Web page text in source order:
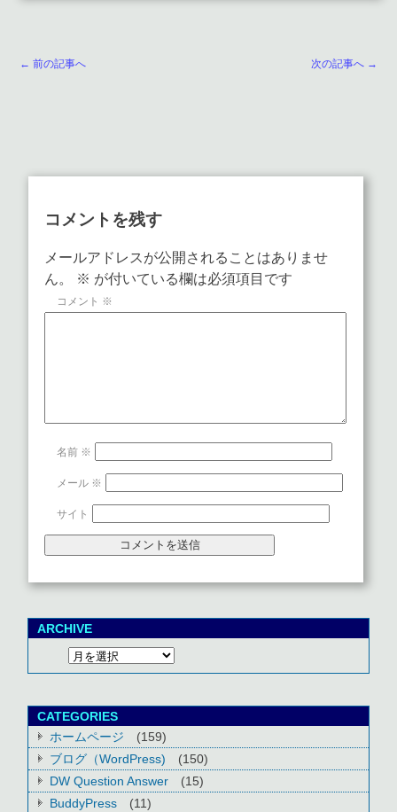
← 前の記事へ 次の記事へ →
コメントを残す
メールアドレスが公開されることはありませ
ん。
※ が付いている欄は必須項目です
コメント ※
名前 ※
メール ※
サイト
ARCHIVE
CATEGORIES
ホームページ
(159)
ブログ（WordPress)
(150)
DW Question Answer
(15)
BuddyPress
(11)